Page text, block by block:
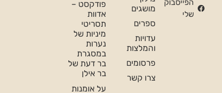
הפייסבוק
שלי
מושגים
ספרים
עדויות
והמלצות
פרסומים
צרו קשר
פודקסט –
אדוות
תסריטי
מיניות של
נערות
במסגרת
בר דעת של
בר אילן
על אומנות